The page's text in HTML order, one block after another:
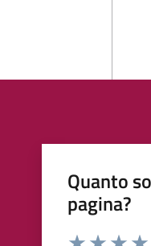
Quanto
pagina?
Valuta da 1 a 5